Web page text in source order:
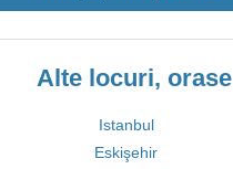
Alte locuri, orase
Istanbul
Eskişehir